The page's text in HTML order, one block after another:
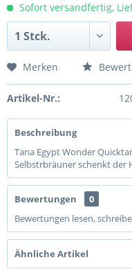
Sofort versandfertig,
Merken
Artikel-Nr.:
Beschreibung
Tana Egypt Wonder
Selbstrbräuner schenkt der
Bewertungen
0
Bewertungen lesen,
Ähnliche Artikel